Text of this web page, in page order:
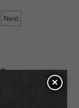
Next
ครงการประตู
อะไรหลังจาก
×